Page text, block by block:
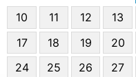
10
11 12 13
17
18 19 20
24
25 26 27